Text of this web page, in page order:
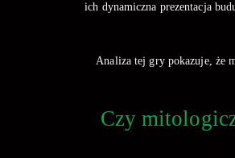
ich dynamiczna prezentacja
Analiza tej gry pokazuje, że
Czy